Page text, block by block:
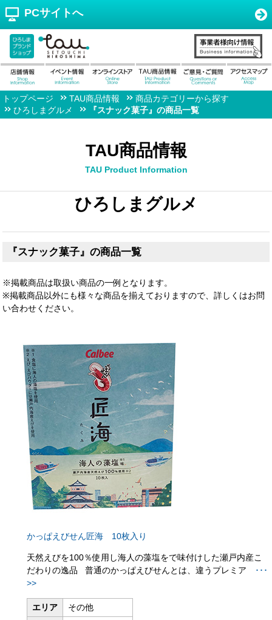
PCサイトへ
トップページ TAU商品情報
商品カテゴリーから探す
ひろしまグルメ
『スナック菓子』の商品一覧
TAU商品情報
TAU Product Information
ひろしまグルメ
『スナック菓子』の商品一覧
※掲載商品は取扱い商品の一例となります。
※掲載商品以外にも様々な商品を揃えておりますので、詳しくはお問
い合わせください。
かっぱえびせん匠海 10枚入り
天然えびを100％使用し海人の藻塩をで味付けした瀬戸内産こ
だわりの逸品 普通のかっぱえびせんとは、違うプレミア
･･･
>>
エリア
その他